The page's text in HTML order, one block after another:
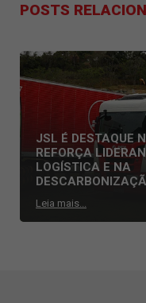
POSTS
JSL É DESTAQUE
REFORÇA
LOGÍSTICA E NA
Leia mais...